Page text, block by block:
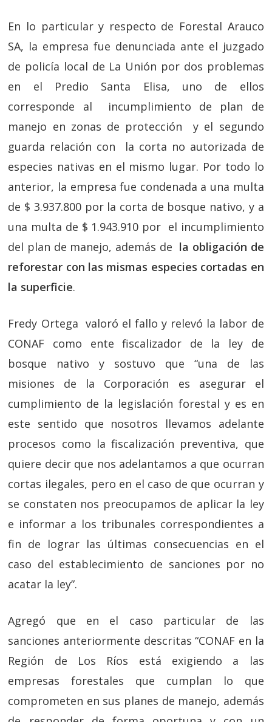
En lo particular y respecto de Forestal Arauco
SA, la empresa fue denunciada ante el juzgado
de policía local de La Unión por dos problemas
en el Predio Santa Elisa, uno de ellos
corresponde al incumplimiento de plan de
manejo en zonas de protección y el segundo
guarda relación con la corta no autorizada de
especies nativas en el mismo lugar. Por todo lo
anterior, la empresa fue condenada a una multa
de $ 3.937.800 por la corta de bosque nativo, y a
una multa de $ 1.943.910 por el incumplimiento
del plan de manejo, además de la obligación de
reforestar con las mismas especies cortadas en
la superficie.
Fredy Ortega valoró el fallo y relevó la labor de
CONAF como ente fiscalizador de la ley de
bosque nativo y sostuvo que “una de las
misiones de la Corporación es asegurar el
cumplimiento de la legislación forestal y es en
este sentido que nosotros llevamos adelante
procesos como la fiscalización preventiva, que
quiere decir que nos adelantamos a que ocurran
cortas ilegales, pero en el caso de que ocurran y
se constaten nos preocupamos de aplicar la ley
e informar a los tribunales correspondientes a
fin de lograr las últimas consecuencias en el
caso del establecimiento de sanciones por no
acatar la ley”.
Agregó que en el caso particular de las
sanciones anteriormente descritas “CONAF en la
Región de Los Ríos está exigiendo a las
empresas forestales que cumplan lo que
comprometen en sus planes de manejo, además